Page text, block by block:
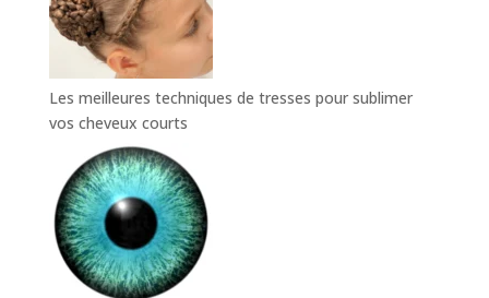
Les meilleures techniques de tresses pour sublimer
vos cheveux courts